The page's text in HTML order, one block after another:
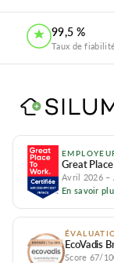
99,5 %
Taux de
Great
Avril 2026 –
En savoir
EcoVadis
Score 67/